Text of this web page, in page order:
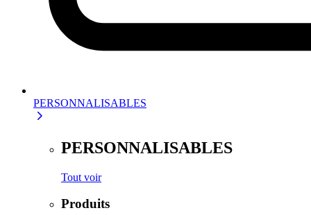
PERSONNALISABLES
PERSONNALISABLES
Tout voir
Produits